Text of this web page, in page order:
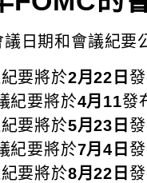
日期和會議紀要
紀要將於2月22日 發
紀要將於4月11發
紀要將於5月23日 發
紀要將於7月4日 發
紀要將於8月22日 發